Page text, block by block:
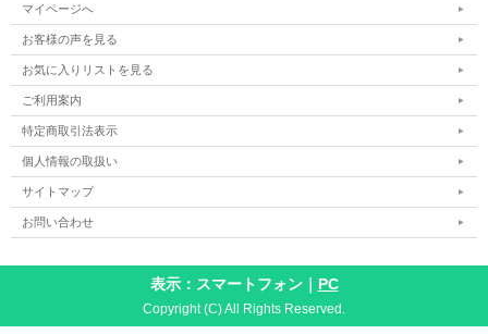
マイページへ
お客様の声を見る
お気に入りリストを見る
ご利用案内
特定商取引法表示
個人情報の取扱い
サイトマップ
お問い合わせ
表示：スマートフォン｜ PC
Copyright (C) All Rights Reserved.